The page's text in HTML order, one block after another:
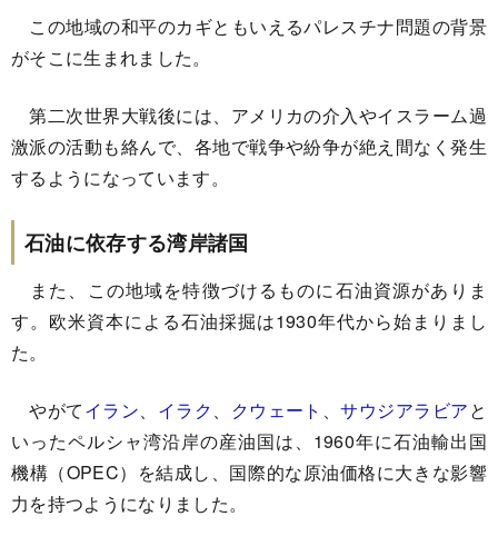
この地域の和平のカギともいえるパレスチナ問題の背景
がそこに生まれました。
第二次世界大戦後には、アメリカの介入やイスラーム過
激派の活動も絡んで、各地で戦争や紛争が絶え間なく発生
するようになっています。
石油に依存する湾岸諸国
また、この地域を特徴づけるものに石油資源がありま
す。欧米資本による石油採掘は1930年代から始まりまし
た。
やがてイラン、 イラク、 クウェート 、サウジアラビアと
いったペルシャ湾沿岸の産油国は、1960年に石油輸出国
機構（OPEC）を結成し、国際的な原油価格に大きな影響
力を持つようになりました。